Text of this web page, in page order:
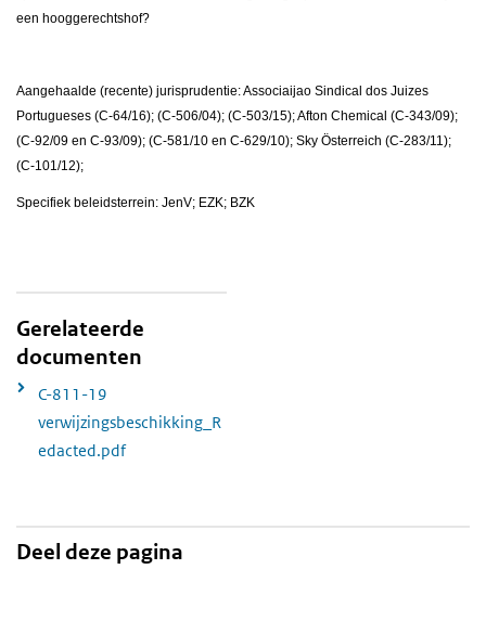
een hooggerechtshof?
Aangehaalde (recente) jurisprudentie: Associaijao Sindical dos Juizes
Portugueses (C-64/16); (C-506/04); (C-503/15); Afton Chemical (C-343/09);
(C-92/09 en C-93/09); (C-581/10 en C-629/10); Sky Österreich (C-283/11);
(C-101/12);
Specifiek beleidsterrein: JenV; EZK; BZK
Gerelateerde
documenten
C-811-19
verwijzingsbeschikking_R
edacted.pdf
Deel deze pagina